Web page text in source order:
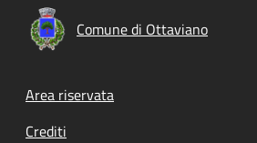
Comune di Ottaviano
Footer menu
Area riservata
Crediti